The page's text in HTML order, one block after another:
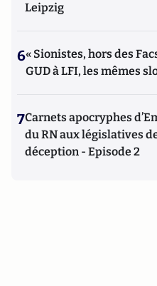
Leipzig
6« Sionistes, hors des
GUD à LFI, les mêmes
7Carnets apocryphes
du RN aux législatives
déception - Episode 2